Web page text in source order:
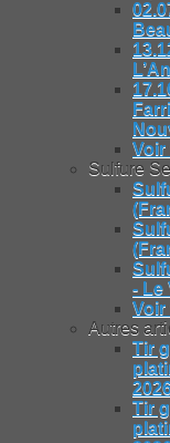
Voir
Sulfure
- Le
Voir
Autres
Tir
Tir